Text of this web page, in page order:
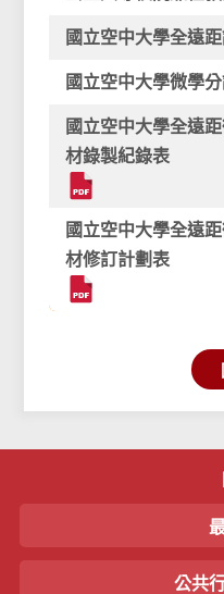
國立空中大學全遠
國立空中大學微學
國立空中大學全遠
材錄製紀錄表
國立空中大學全遠
材修訂計劃表
公共